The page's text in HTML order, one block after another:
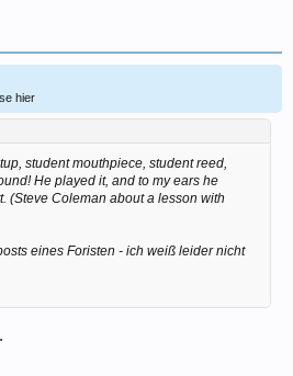
hier
student mouthpiece, student reed,
He played it, and to my ears he
(Steve Coleman about a lesson with
eines Foristen - ich weiß leider nicht